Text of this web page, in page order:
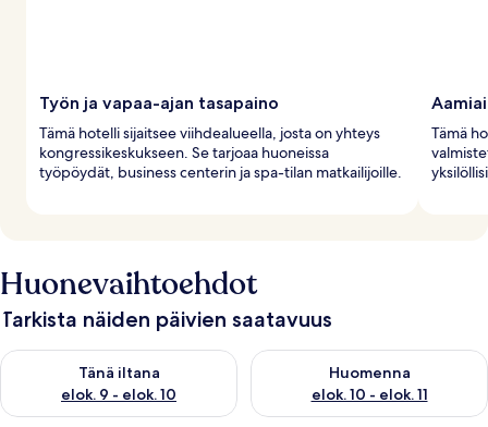
Työn ja vapaa-ajan tasapaino
Tämä hotelli sijaitsee viihdealueella, josta on yhteys
kongressikeskukseen. Se tarjoaa huoneissa
työpöydät, business centerin ja spa-tilan matkailijoille.
Tämä
Huonevaihtoehdot
Tarkista näiden päivien saatavuus
Tänä iltana
elok. 9 - elok. 10
Tarkista tämän illan saatavuus elok. 9 - elok. 10
Huomenna
elok. 10 - elok. 11
Tarkista huomisen saatavuus